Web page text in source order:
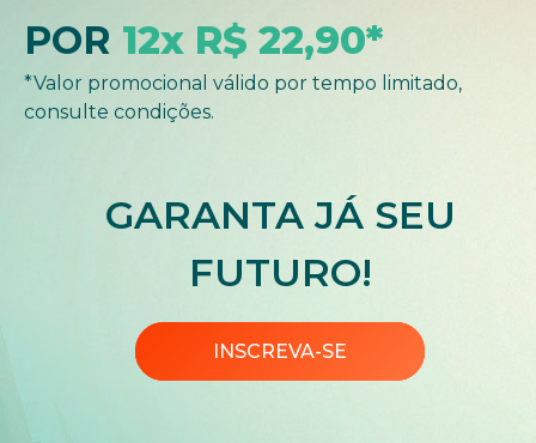
POR 12x R$ 22,90*
*Valor promocional válido por tempo limitado,
consulte condições.
GARANTA JÁ SEU
FUTURO!
INSCREVA-SE